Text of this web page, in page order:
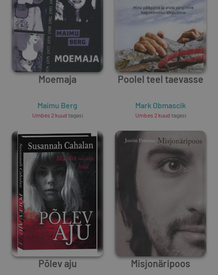
Moemaja
Maimu Berg
Umbes 2 kuud tagasi
Poolel teel taevasse
Mark Obmascik
Umbes 2 kuud tagasi
Põlev aju Misjonäripoos